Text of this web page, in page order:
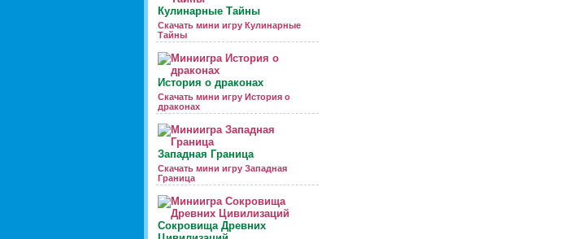
Кулинарные Тайны
Скачать мини игру Кулинарные
Тайны
История о драконах
Скачать мини игру История о
драконах
Западная Граница
Скачать мини игру Западная
Граница
Сокровища Древних